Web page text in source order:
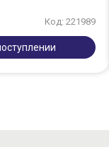
Код: 221989